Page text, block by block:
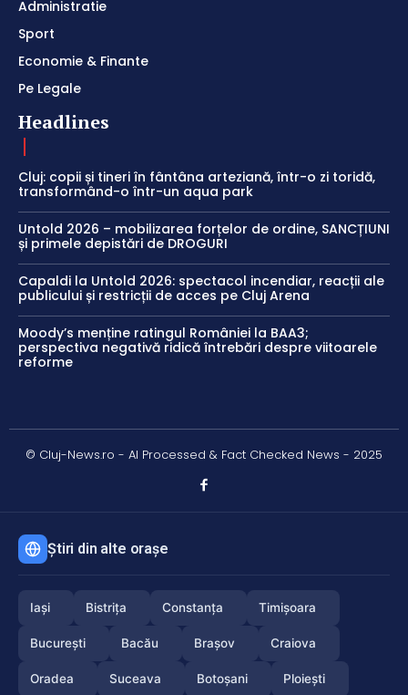
Administratie
Sport
Economie & Finante
Pe Legale
Headlines
Cluj: copii și tineri în fântâna arteziană, într-o zi toridă,
transformând-o într-un aqua park
Untold 2026 – mobilizarea forțelor de ordine, SANCȚIUNI
și primele depistări de DROGURI
Capaldi la Untold 2026: spectacol incendiar, reacții ale
publicului și restricții de acces pe Cluj Arena
Moody’s menține ratingul României la BAA3;
perspectiva negativă ridică întrebări despre viitoarele
reforme
© Cluj-News.ro - AI Processed & Fact Checked News - 2025
Știri din alte orașe
Iași Bistrița Constanța Timișoara
București Bacău Brașov Craiova
Oradea Suceava Botoșani Ploiești